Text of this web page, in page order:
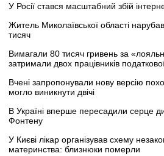
У Росії стався масштабний збій
Житель Миколаївської області
тисяч
Вимагали 80 тисяч гривень за
затримали двох працівників
Вчені запропонували нову версію
могло виникнути двічі
В Україні вперше пересадили серце
Фонтену
У Києві лікар організував схему
материнства: близнюки померли